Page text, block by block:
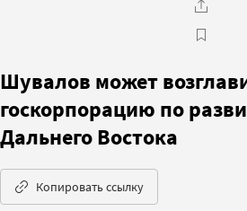
Шувалов может
госкорпорацию по
Дальнего Востока
Копировать ссылку